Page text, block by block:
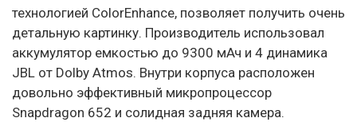
технологией ColorEnhance, позволяет получить очень
детальную картинку. Производитель использовал
аккумулятор емкостью до 9300 мАч и 4 динамика
JBL от Dolby Atmos. Внутри корпуса расположен
довольно эффективный микропроцессор
Snapdragon 652 и солидная задняя камера.